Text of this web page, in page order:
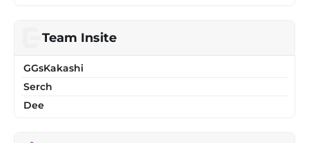
Team Insite
GGsKakashi
Serch
Dee